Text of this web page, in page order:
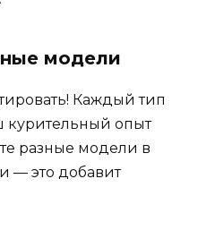
модели
Каждый тип
курительный опыт
разные модели в
— это добавит